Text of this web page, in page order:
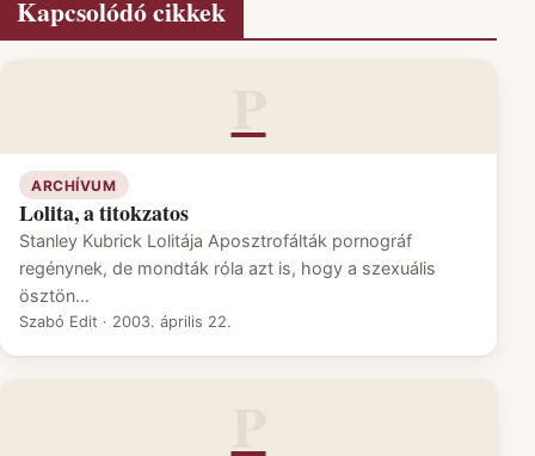
Kapcsolódó cikkek
ARCHÍVUM
Lolita, a titokzatos
Stanley Kubrick Lolitája Aposztrofálták pornográf
regénynek, de mondták róla azt is, hogy a szexuális
ösztön…
Szabó Edit · 2003. április 22.